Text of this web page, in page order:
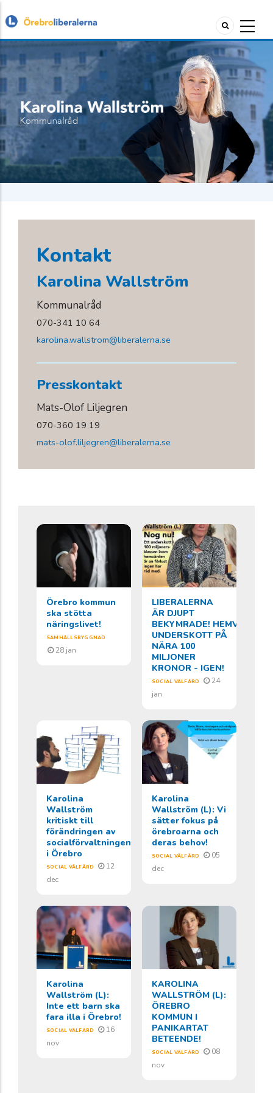
Kontakt
Karolina Wallström
Kommunalråd
070-341 10 64
karolina.wallstrom@liberalerna.se
Presskontakt
Mats-Olof Liljegren
070-360 19 19
mats-olof.liljegren@liberalerna.se
Örebro kommun
ska stötta
näringslivet!
SAMHÄLLSBYGGNAD
28 jan
LIBERALERNA
ÄR DJUPT
BEKYMRADE!
UNDERSKOTT PÅ
NÄRA 100
MILJONER
KRONOR - IGEN!
SOCIAL VÄLFÄRD
24
jan
Karolina
Wallström
kritiskt till
förändringen av
socialförvaltningen
i Örebro
SOCIAL VÄLFÄRD
12
dec
Karolina
Wallström (L): Vi
sätter fokus på
örebroarna och
deras behov!
SOCIAL VÄLFÄRD
05
dec
Karolina
Wallström (L):
Inte ett barn ska
fara illa i Örebro!
SOCIAL VÄLFÄRD
16
nov
KAROLINA
WALLSTRÖM (L):
ÖREBRO
KOMMUN I
PANIKARTAT
BETEENDE!
SOCIAL VÄLFÄRD
08
nov